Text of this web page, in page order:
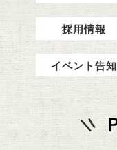
採用情報
イベント告知